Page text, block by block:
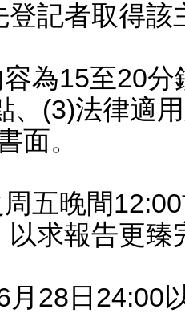
登記者取得該
為15至20
、(3)法律適
面。
五晚間
以求報告更臻
月28日24:00